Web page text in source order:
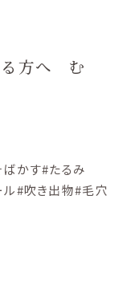
る方へ む
ばかす#たるみ
ル#吹き出物#毛穴